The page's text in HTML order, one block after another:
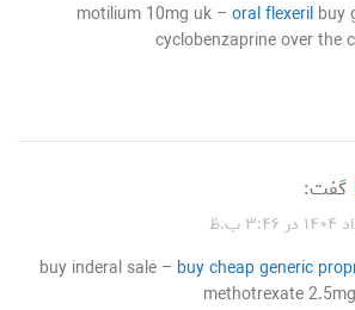
motilium 10mg uk – oral flexeril buy
cyclobenzaprine over the
گفت:
buy inderal sale – buy cheap generic
methotrexate